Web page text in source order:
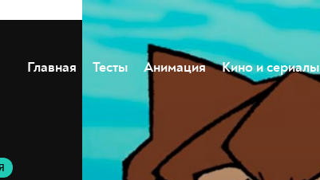
Главная Тесты Анимация Кино и сериалы